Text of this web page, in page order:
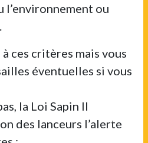
l’environnement ou
ces critères mais vous
éventuelles si vous
la Loi Sapin II
des lanceurs l’alerte